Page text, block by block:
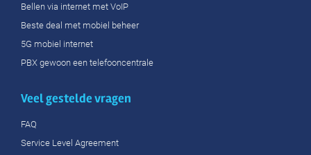
Bellen via internet met VoIP
Beste deal met mobiel beheer
5G mobiel internet
PBX gewoon een telefooncentrale
Veel gestelde vragen
FAQ
Service Level Agreement